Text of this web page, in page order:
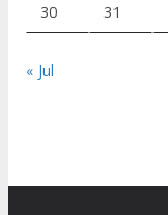
30 31
« Jul